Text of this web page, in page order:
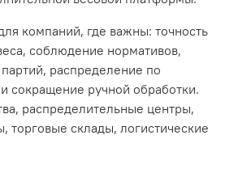
компаний, где важны: точность
соблюдение нормативов,
распределение по
сокращение ручной обработки.
распределительные центры,
торговые склады, логистические